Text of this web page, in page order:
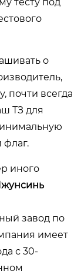
о
почти всегда
ТЗ для
иного
завод по
имеет
с 30-